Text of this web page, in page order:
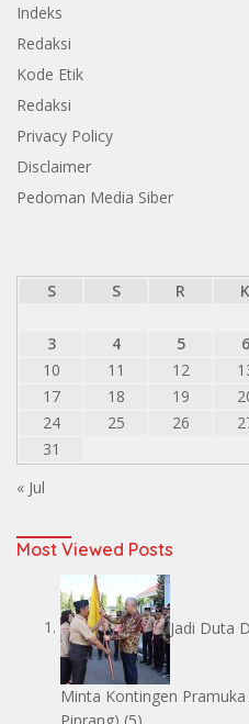
Indeks
Redaksi
Kode Etik
Redaksi
Privacy Policy
Disclaimer
Pedoman Media Siber
S
S R K
3
4 5 6
10
11 12
17
18 19
24
25 26
31
« Jul
Most Viewed Posts
Jadi Duta
Minta Kontingen